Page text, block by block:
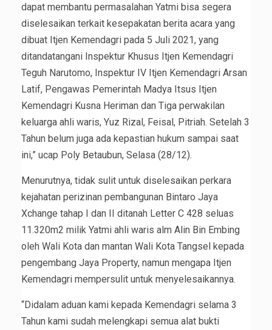
dapat membantu permasalahan Yatmi bisa segera
diselesaikan terkait kesepakatan berita acara yang
dibuat Itjen Kemendagri pada 5 Juli 2021, yang
ditandatangani Inspektur Khusus Itjen Kemendagri
Teguh Narutomo, Inspektur IV Itjen Kemendagri Arsan
Latif, Pengawas Pemerintah Madya Itsus Itjen
Kemendagri Kusna Heriman dan Tiga perwakilan
keluarga ahli waris, Yuz Rizal, Feisal, Pitriah. Setelah 3
Tahun belum juga ada kepastian hukum sampai saat
ini,” ucap Poly Betaubun, Selasa (28/12).
Menurutnya, tidak sulit untuk diselesaikan perkara
kejahatan perizinan pembangunan Bintaro Jaya
Xchange tahap I dan II ditanah Letter C 428 seluas
11.320m2 milik Yatmi ahli waris alm Alin Bin Embing
oleh Wali Kota dan mantan Wali Kota Tangsel kepada
pengembang Jaya Property, namun mengapa Itjen
Kemendagri mempersulit untuk menyelesaikannya.
“Didalam aduan kami kepada Kemendagri selama 3
Tahun kami sudah melengkapi semua alat bukti